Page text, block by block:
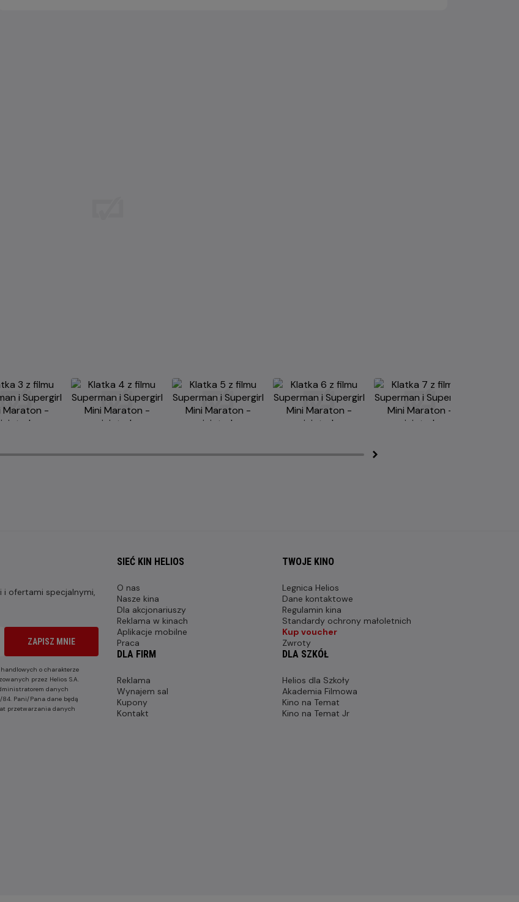
i ofertami specjalnymi,
ZAPISZ MNIE
o charakterze
przez Helios S.A.
danych
84. Pani/Pana dane będą
przetwarzania danych
SIEĆ KIN HELIOS
O nas
Nasze kina
Dla akcjonariuszy
Reklama w kinach
Aplikacje mobilne
Praca
TWOJE KINO
Legnica Helios
Dane kontaktowe
Regulamin kina
Standardy ochrony małoletnich
Kup voucher
Zwroty
DLA FIRM
Reklama
Wynajem sal
Kupony
Kontakt
DLA SZKÓŁ
Helios dla Szkoły
Akademia Filmowa
Kino na Temat
Kino na Temat Jr